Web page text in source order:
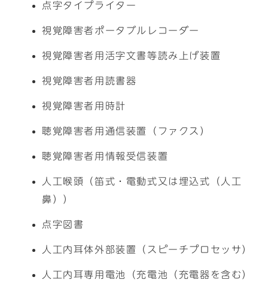
点字タイプライター
視覚障害者ポータブルレコーダー
視覚障害者用活字文書等読み上げ装置
視覚障害者用読書器
視覚障害者用時計
聴覚障害者用通信装置（ファクス）
聴覚障害者用情報受信装置
人工喉頭（笛式・電動式又は埋込式（人工
鼻））
点字図書
人工内耳体外部装置（スピーチプロセッサ）
人工内耳専用電池（充電池（充電器を含む）